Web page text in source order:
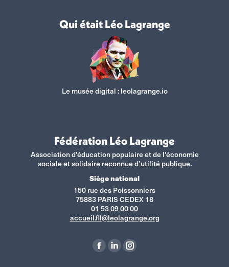
Qui était Léo Lagrange
Le musée digital :leolagrange.io
Fédération Léo Lagrange
Association d'éducation populaire et de l'économie
sociale et solidaire reconnue d’utilité publique.
Siège national
150 rue des Poissonniers
75883 PARIS CEDEX 18
01 53 09 00 00
accueil.fll@leolagrange.org
La
La
La